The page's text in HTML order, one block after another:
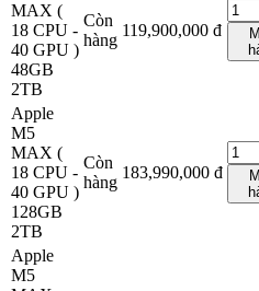
MAX (
18 CPU -
40 GPU )
48GB
2TB
Còn
hàng
119,900,000 đ
Apple
M5
MAX (
18 CPU -
40 GPU )
128GB
2TB
Còn
hàng
183,990,000 đ
Apple
M5